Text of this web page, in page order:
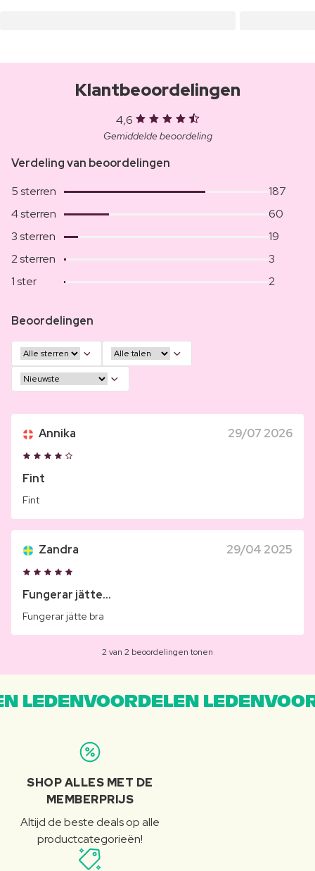
Klantbeoordelingen
4,6
Gemiddelde beoordeling
Verdeling van beoordelingen
5 sterren
187
4 sterren
60
3 sterren
19
2 sterren
3
1 ster
2
Beoordelingen
Annika 29/07 2026
Fint
Fint
Zandra 29/04 2025
Fungerar jätte...
Fungerar jätte bra
2 van 2 beoordelingen tonen
LEDENVOORDELEN
SHOP ALLES MET DE
MEMBERPRIJS
Altijd de beste deals op alle
productcategorieën!